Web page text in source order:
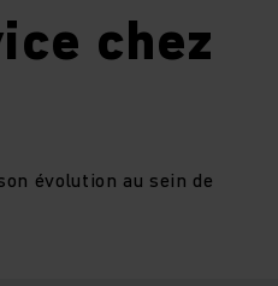
chez
évolution au sein de